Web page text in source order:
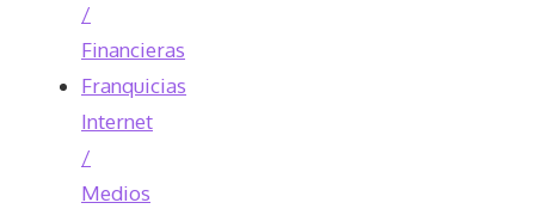
/
Financieras
Franquicias
Internet
/
Medios